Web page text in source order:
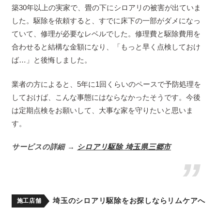
築30年以上の実家で、畳の下にシロアリの被害が出ていま
した。駆除を依頼すると、すでに床下の一部がダメになっ
ていて、修理が必要なレベルでした。修理費と駆除費用を
合わせると結構な金額になり、「もっと早く点検しておけ
ば…」と後悔しました。
業者の方によると、5年に1回くらいのペースで予防処理を
しておけば、こんな事態にはならなかったそうです。今後
は定期点検をお願いして、大事な家を守りたいと思いま
す。
サービスの詳細 → シロアリ駆除 埼玉県三郷市
施工店舗 埼玉のシロアリ駆除をお探しならリムケアへ